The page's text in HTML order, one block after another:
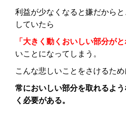
利益が少なくなると嫌だから
していたら
「大きく動くおいしい部分がと
いことになってしまう。
こんな悲しいことをさけるため
常においしい部分を取れるよ
く必要がある。